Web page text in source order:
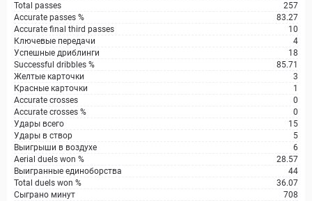
Total passes
257
Accurate passes %
83.27
Accurate final third passes
10
Ключевые передачи
4
Успешные дриблинги
18
Successful dribbles %
85.71
Желтые карточки
3
Красные карточки
1
Accurate crosses
0
Accurate crosses %
0
Удары всего
15
Удары в створ
5
Выигрыши в воздухе
6
Aerial duels won %
28.57
Выигранные единоборства
44
Total duels won %
36.07
Сыграно минут
708